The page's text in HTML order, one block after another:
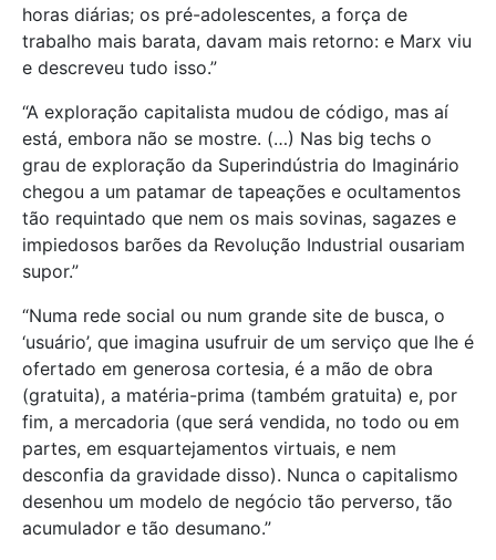
horas diárias; os pré-adolescentes, a força de
trabalho mais barata, davam mais retorno: e Marx viu
e descreveu tudo isso.”
“A exploração capitalista mudou de código, mas aí
está, embora não se mostre. (…) Nas big techs o
grau de exploração da Superindústria do Imaginário
chegou a um patamar de tapeações e ocultamentos
tão requintado que nem os mais sovinas, sagazes e
impiedosos barões da Revolução Industrial ousariam
supor.”
“Numa rede social ou num grande site de busca, o
‘usuário’, que imagina usufruir de um serviço que lhe é
ofertado em generosa cortesia, é a mão de obra
(gratuita), a matéria-prima (também gratuita) e, por
fim, a mercadoria (que será vendida, no todo ou em
partes, em esquartejamentos virtuais, e nem
desconfia da gravidade disso). Nunca o capitalismo
desenhou um modelo de negócio tão perverso, tão
acumulador e tão desumano.”